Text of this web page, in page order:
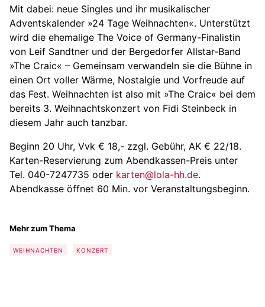
Mit dabei: neue Singles und ihr musikalischer
Adventskalender »24 Tage Weihnachten«. Unterstützt
wird die ehemalige The Voice of Germany-Finalistin
von Leif Sandtner und der Bergedorfer Allstar-Band
»The Craic« – Gemeinsam verwandeln sie die Bühne in
einen Ort voller Wärme, Nostalgie und Vorfreude auf
das Fest. Weihnachten ist also mit »The Craic« bei dem
bereits 3. Weihnachtskonzert von Fidi Steinbeck in
diesem Jahr auch tanzbar.
Beginn 20 Uhr, Vvk € 18,- zzgl. Gebühr, AK € 22/18.
Karten-Reservierung zum Abendkassen-Preis unter
Tel. 040-7247735 oder karten@lola-hh.de.
Abendkasse öffnet 60 Min. vor Veranstaltungsbeginn.
Mehr zum Thema
WEIHNACHTEN KONZERT